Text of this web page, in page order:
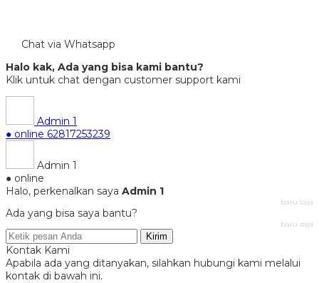
Chat via Whatsapp
Halo kak, Ada yang bisa kami bantu?
Klik untuk chat dengan customer support kami
Admin 1
● online 62817253239
Admin 1
● online
Halo, perkenalkan saya Admin 1
baru saja
Ada yang bisa saya bantu?
baru saja
Kirim
Kontak Kami
Apabila ada yang ditanyakan, silahkan hubungi kami melalui
kontak di bawah ini.